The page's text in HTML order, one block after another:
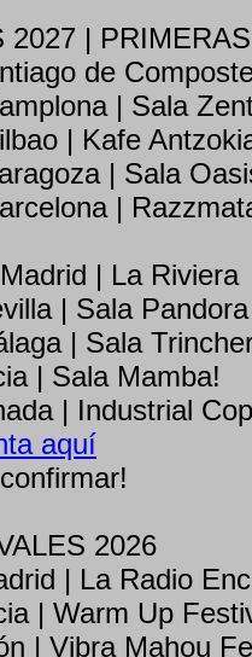
2027 |
de
| Sala
| Kafe
| Sala
|
| La Riviera
| Sala Pandora
| Sala
| Sala Mamba!
| Industrial
aquí
2026
| La Radio
| Warm Up
| Vibra Mahou